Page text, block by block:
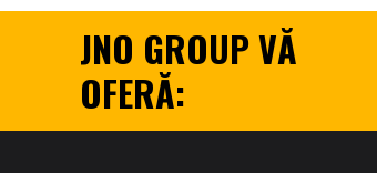
JNO GROUP VĂ
OFERĂ: